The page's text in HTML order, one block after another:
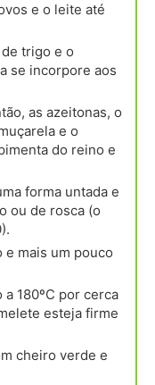
e o leite até
trigo e o
se incorpore aos
as azeitonas, o
e o
do reino e
forma untada e
ou de rosca (o
e mais um pouco
180ºC por cerca
esteja firme
cheiro verde e